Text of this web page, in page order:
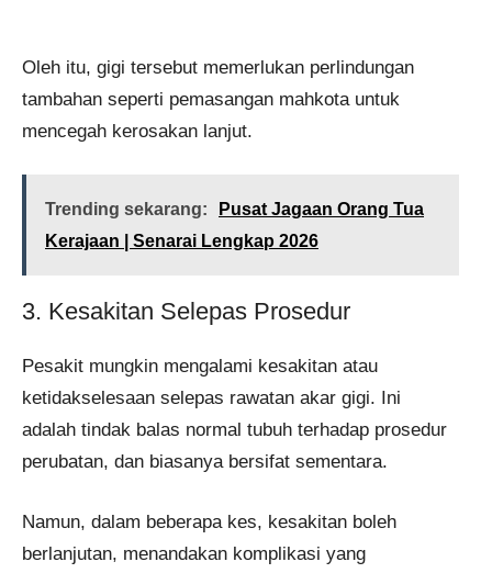
Oleh itu, gigi tersebut memerlukan perlindungan
tambahan seperti pemasangan mahkota untuk
mencegah kerosakan lanjut.
Trending sekarang:
Pusat Jagaan Orang Tua
Kerajaan | Senarai Lengkap 2026
3. Kesakitan Selepas Prosedur
Pesakit mungkin mengalami kesakitan atau
ketidakselesaan selepas rawatan akar gigi. Ini
adalah tindak balas normal tubuh terhadap prosedur
perubatan, dan biasanya bersifat sementara.
Namun, dalam beberapa kes, kesakitan boleh
berlanjutan, menandakan komplikasi yang